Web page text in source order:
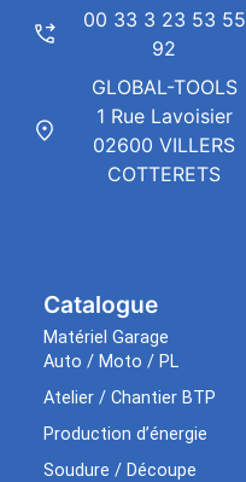
Catalogue
Matériel Garage
Auto / Moto / PL
Atelier / Chantier BTP
Production d’énergie
Soudure / Découpe
00 33 3 23 53 55
92
GLOBAL-TOOLS
1 Rue Lavoisier
02600 VILLERS
COTTERETS